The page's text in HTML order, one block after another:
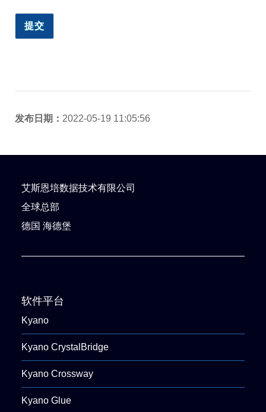
发布日期： 2022-05-19 11:05:56
艾斯恩培数据技术有限公司
全球总部
德国 海德堡
软件平台
Kyano
Kyano CrystalBridge
Kyano Crossway
Kyano Glue